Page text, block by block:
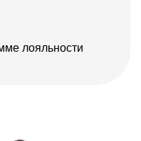
лояльности